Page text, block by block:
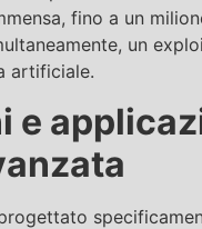
fino a un
un
artificiale.
e